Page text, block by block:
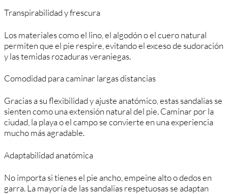
Transpirabilidad y frescura
Los materiales como el lino, el algodón o el cuero natural
permiten que el pie respire, evitando el exceso de sudoración
y las temidas rozaduras veraniegas.
Comodidad para caminar largas distancias
Gracias a su flexibilidad y ajuste anatómico, estas sandalias se
sienten como una extensión natural del pie. Caminar por la
ciudad, la playa o el campo se convierte en una experiencia
mucho más agradable.
Adaptabilidad anatómica
No importa si tienes el pie ancho, empeine alto o dedos en
garra. La mayoría de las sandalias respetuosas se adaptan